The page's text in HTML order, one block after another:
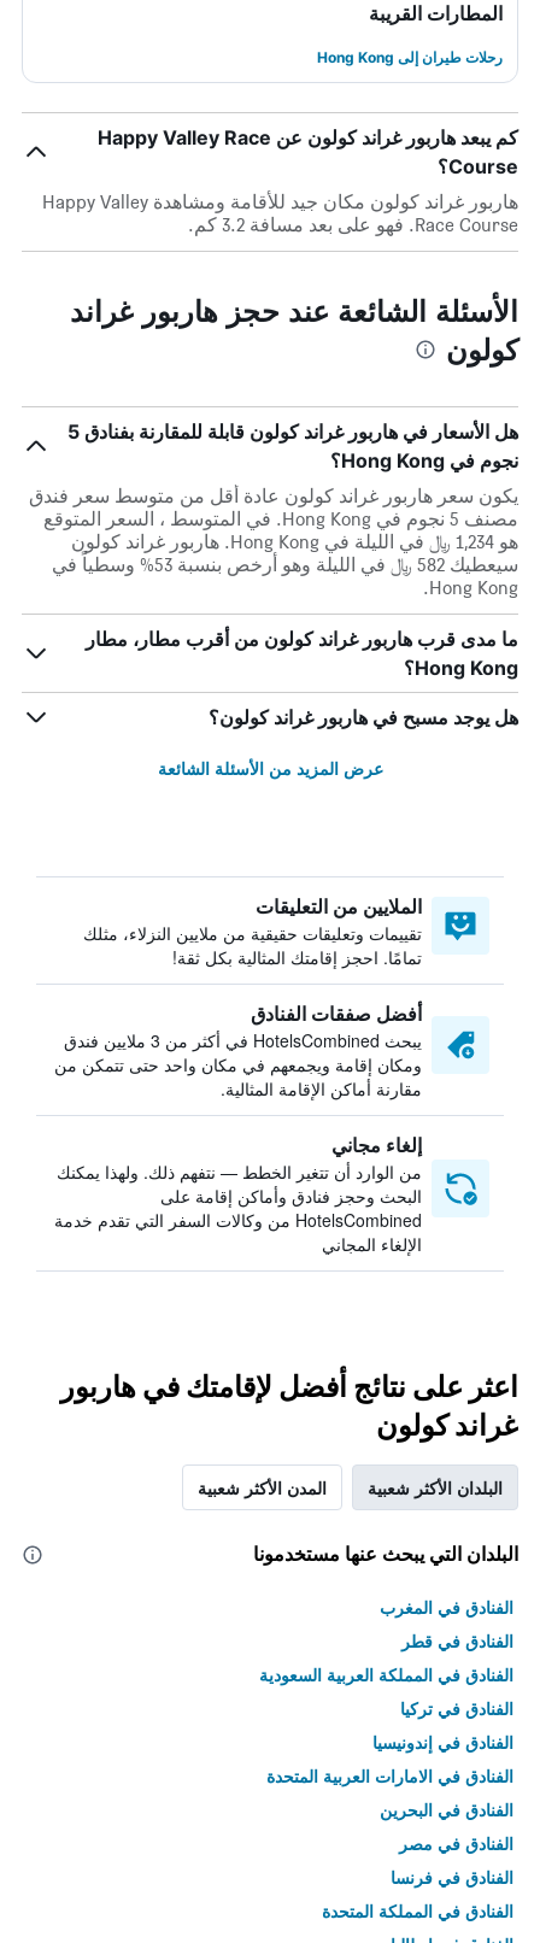
المطارات القريبة
رحلات طيران إلى Hong Kong
كم يبعد هاربور غراند كولون عن Happy Valley Race
Course؟
هاربور غراند كولون مكان جيد للأقامة ومشاهدة Happy Valley
Race Course. فهو على بعد مسافة 3.2 كم.
الأسئلة الشائعة عند حجز هاربور غراند
كولون
هل الأسعار في هاربور غراند كولون قابلة للمقارنة بفنادق 5
نجوم في Hong Kong؟
يكون سعر هاربور غراند كولون عادة أقل من متوسط ​​سعر فندق
مصنف 5 نجوم في Hong Kong. في المتوسط ، السعر المتوقع
هو 1,234 ﷼ في الليلة في Hong Kong. هاربور غراند كولون
سيعطيك 582 ﷼ في الليلة وهو أرخص بنسبة 53% وسطياً في
Hong Kong.
ما مدى قرب هاربور غراند كولون من أقرب مطار، مطار
Hong Kong؟
هل يوجد مسبح في هاربور غراند كولون؟
عرض المزيد من الأسئلة الشائعة
الملايين من التعليقات
تقييمات وتعليقات حقيقية من ملايين النزلاء، مثلك
تمامًا. احجز إقامتك المثالية بكل ثقة!
أفضل صفقات الفنادق
يبحث HotelsCombined في أكثر من 3 ملايين فندق
ومكان إقامة ويجمعهم في مكان واحد حتى تتمكن من
مقارنة أماكن الإقامة المثالية.
إلغاء مجاني
من الوارد أن تتغير الخطط — نتفهم ذلك. ولهذا يمكنك
البحث وحجز فنادق وأماكن إقامة على
HotelsCombined من وكالات السفر التي تقدم خدمة
الإلغاء المجاني
اعثر على نتائج أفضل لإقامتك في هاربور
غراند كولون
البلدان الأكثر شعبية المدن الأكثر شعبية
البلدان التي يبحث عنها مستخدمونا
الفنادق في المغرب
الفنادق في قطر
الفنادق في المملكة العربية السعودية
الفنادق في تركيا
الفنادق في إندونيسيا
الفنادق في الامارات العربية المتحدة
الفنادق في البحرين
الفنادق في مصر
الفنادق في فرنسا
الفنادق في المملكة المتحدة